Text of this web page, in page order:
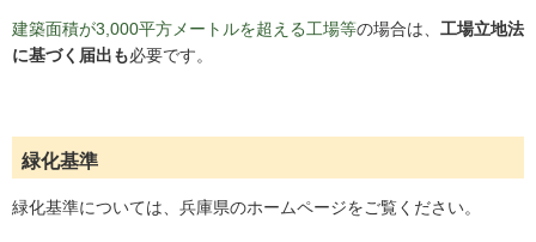
建築面積が3,000平方メートルを超える工場等の場合は、 工場立地法
に基づく届出も必要です。
緑化基準
緑化基準については、兵庫県のホームページをご覧ください。